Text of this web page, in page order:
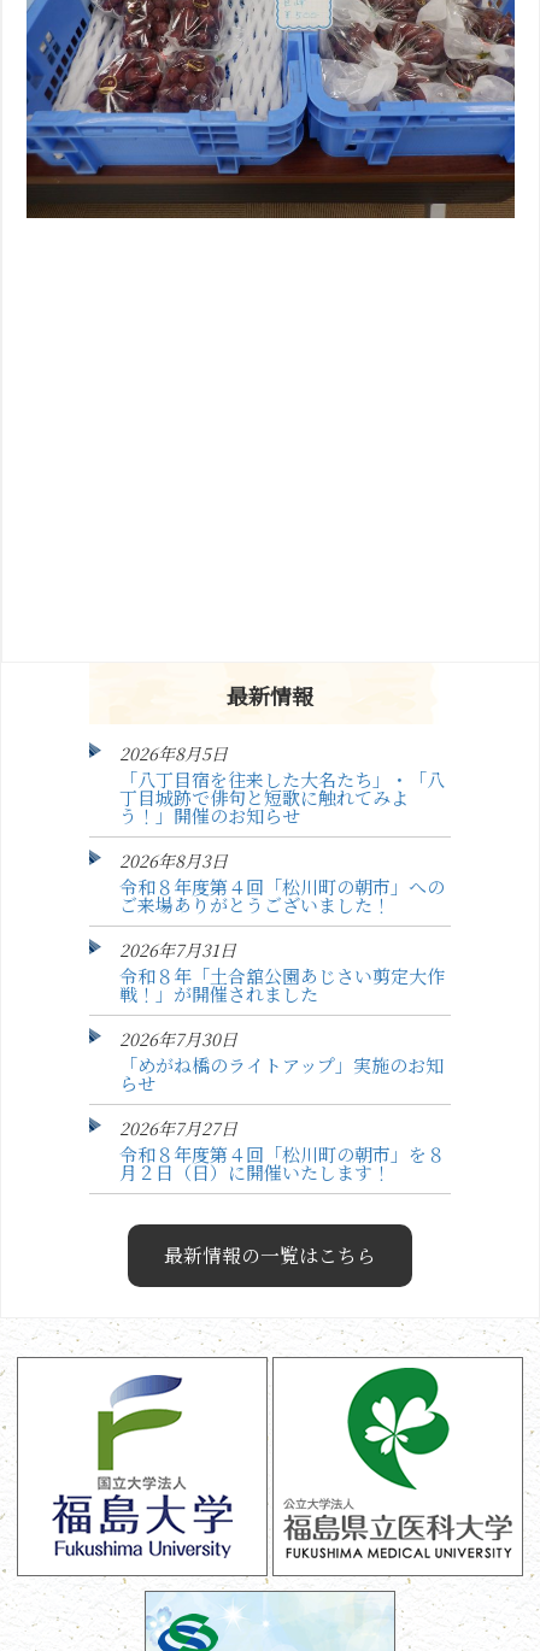
最新情報
2026年8月5日
「八丁目宿を往来した大名たち」・「八
丁目城跡で俳句と短歌に触れてみよ
う！」開催のお知らせ
2026年8月3日
令和８年度第４回「松川町の朝市」への
ご来場ありがとうございました！
2026年7月31日
令和８年「土合舘公園あじさい剪定大作
戦！」が開催されました
2026年7月30日
「めがね橋のライトアップ」実施のお知
らせ
2026年7月27日
令和８年度第４回「松川町の朝市」を８
月２日（日）に開催いたします！
最新情報の一覧はこちら